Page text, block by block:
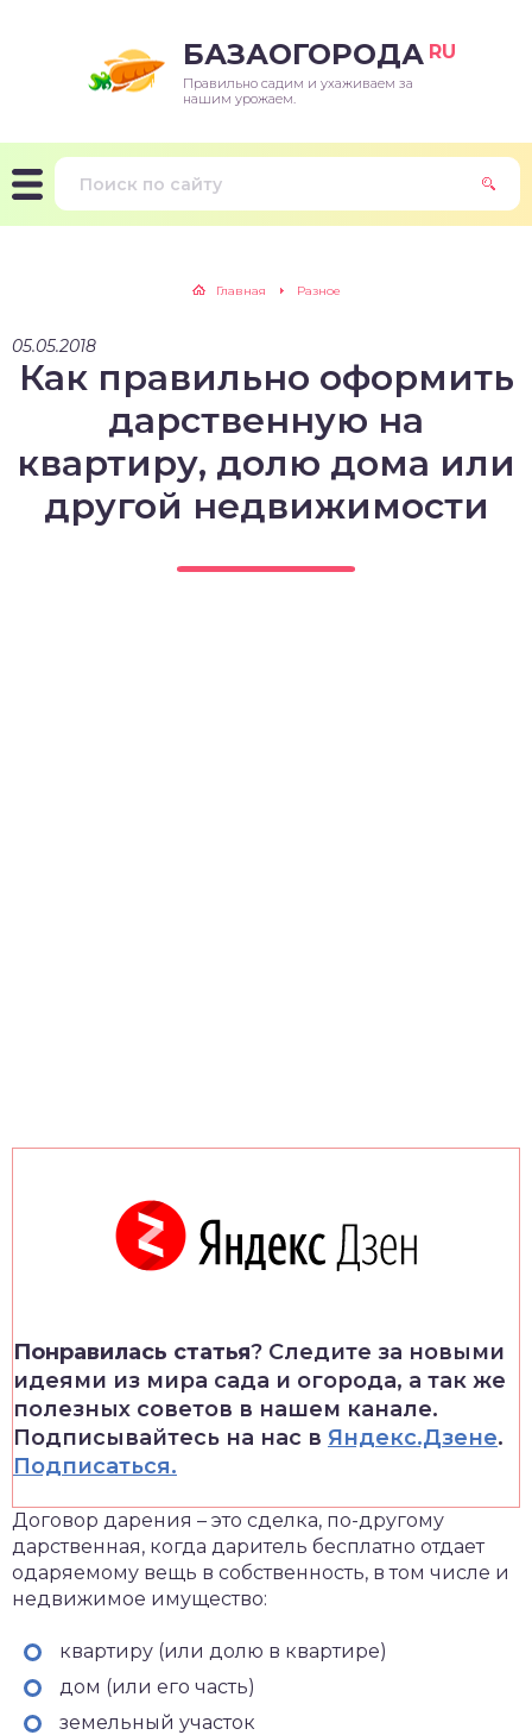
БАЗАОГОРОДА RU
Правильно садим и ухаживаем за
нашим урожаем.
Главная Разное
05.05.2018
Как правильно оформить
дарственную на
квартиру, долю дома или
другой недвижимости
Понравилась статья? Следите за новыми
идеями из мира сада и огорода, а так же
полезных советов в нашем канале.
Подписывайтесь на нас в Яндекс.Дзене.
Подписаться.
Договор дарения – это сделка, по-другому
дарственная, когда даритель бесплатно отдает
одаряемому вещь в собственность, в том числе и
недвижимое имущество:
квартиру (или долю в квартире)
дом (или его часть)
земельный участок